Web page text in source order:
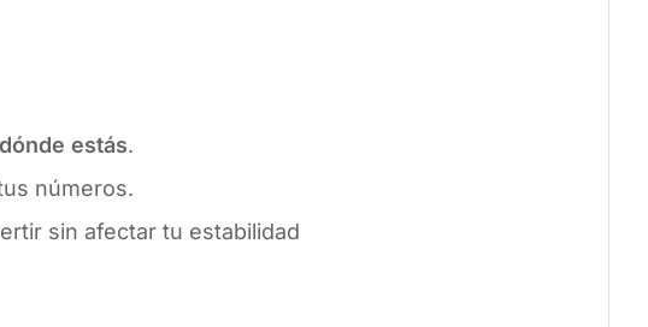
estás.
números.
sin afectar tu estabilidad